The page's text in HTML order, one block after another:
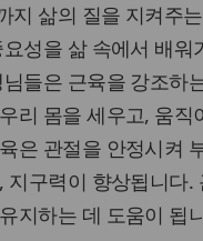
지 삶의 질을 지켜주
성을 삶 속에서 배워
들은 근육을 강조하
리 몸을 세우고, 움직
은 관절을 안정시켜
구력이 향상됩니다.
지하는 데 도움이 됩